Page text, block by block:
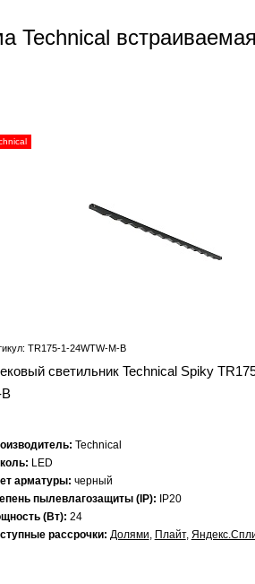
Technical
TR175-1-24WTW-M-B
светильник Technical Spiky
Technical
LED
арматуры: черный
пылевлагозащиты (IP):
IP20
(Вт): 24
рассрочки: Долями, Плайт,